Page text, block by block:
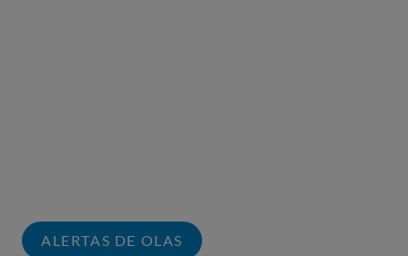
ALERTAS DE OLAS